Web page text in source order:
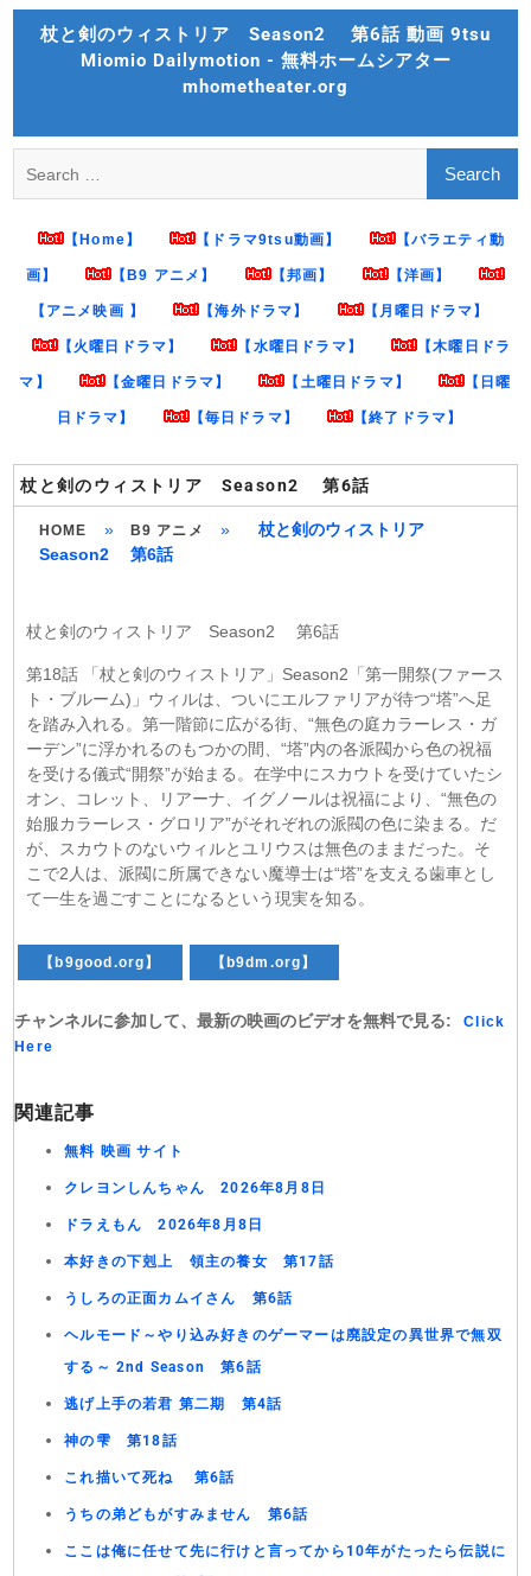
Skip
杖と剣のウィストリア Season2 第6話 動画 9tsu
Miomio Dailymotion - 無料ホームシアター
mhometheater.org
for:
【Home】 【ドラマ9tsu動画】 【バラエティ動
画】 【B9 アニメ】 【邦画】 【洋画】
【アニメ映画 】 【海外ドラマ】 【月曜日ドラマ】
【火曜日ドラマ】 【水曜日ドラマ】 【木曜日ドラ
マ】 【金曜日ドラマ】 【土曜日ドラマ】 【日曜
日ドラマ】 【毎日ドラマ】 【終了ドラマ】
杖と剣のウィストリア Season2 第6話
HOME » B9 アニメ »
杖と剣のウィストリア
Season2 第6話
杖と剣のウィストリア Season2 第6話
第18話 「杖と剣のウィストリア」Season2「第一開祭(ファース
ト・ブルーム)」ウィルは、ついにエルファリアが待つ“塔”へ足
を踏み入れる。第一階節に広がる街、“無色の庭カラーレス・ガ
ーデン”に浮かれるのもつかの間、“塔”内の各派閥から色の祝福
を受ける儀式“開祭”が始まる。在学中にスカウトを受けていたシ
オン、コレット、リアーナ、イグノールは祝福により、“無色の
始服カラーレス・グロリア”がそれぞれの派閥の色に染まる。だ
が、スカウトのないウィルとユリウスは無色のままだった。そ
こで2人は、派閥に所属できない魔導士は“塔”を支える歯車とし
て一生を過ごすことになるという現実を知る。
【b9good.org】 【b9dm.org】
チャンネルに参加して、最新の映画のビデオを無料で見る:
Click
Here
関連記事
無料 映画 サイト
クレヨンしんちゃん 2026年8月8日
ドラえもん 2026年8月8日
本好きの下剋上 領主の養女 第17話
うしろの正面カムイさん 第6話
ヘルモード～やり込み好きのゲーマーは廃設定の異世界で無双
する～ 2nd Season 第6話
逃げ上手の若君 第二期 第4話
神の雫 第18話
これ描いて死ね 第6話
うちの弟どもがすみません 第6話
ここは俺に任せて先に行けと言ってから10年がたったら伝説に